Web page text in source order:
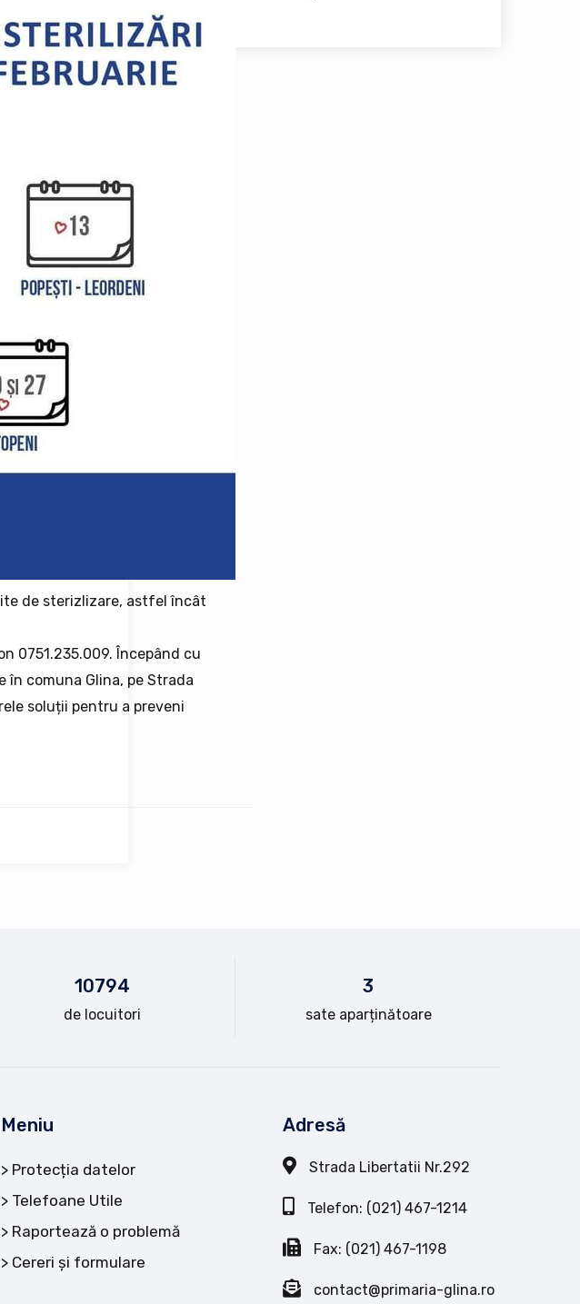
de sterizlizare, astfel încât
0751.235.009. Începând cu
comuna Glina, pe Strada
soluții pentru a preveni
10794
de locuitori
3
sate aparținătoare
Meniu
Protecția datelor
Telefoane Utile
Raportează o problemă
Cereri și formulare
Adresă
Strada Libertatii Nr.292
Telefon: (021) 467-1214
Fax: (021) 467-1198
contact@primaria-glina.ro